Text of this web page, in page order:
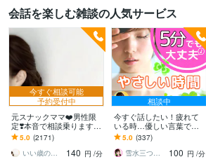
会話を楽しむ雑談の人気サービス
今すぐ相談可能
予約受付中
元スナックママ❤️男性限
定❣️本音で相談乗ります
私に頼ってみませんか❤️
味方になります。
5.0 (2171)
いい歳のエリー♡
140 円 /分
相談中
今すぐ話したい！疲れて
いる時…優しい言葉で話
します 何でもどうぞ✨愚
痴/恋愛♡/雑談/寂しい/モ
ヤモヤ/楽しい♪
5.0 (337)
雪水三つ葉☘️あったかコミュニケーション
100 円 /分